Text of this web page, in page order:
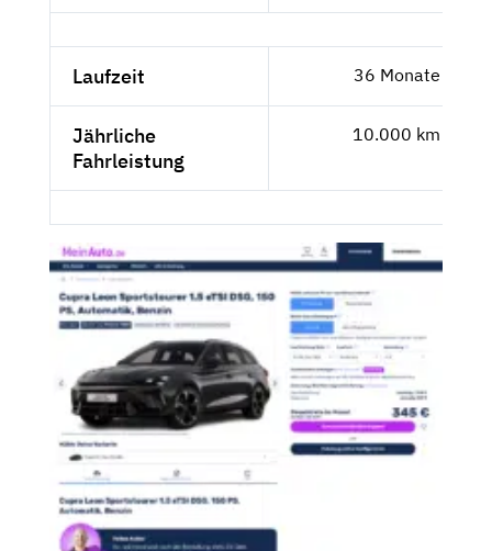
Laufzeit 36 Monate
Jährliche
Fahrleistung
10.000 km